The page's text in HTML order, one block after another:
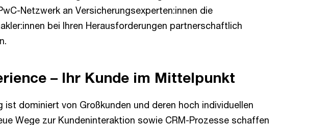
Netzwerk an Versicherungsexperten:innen die
bei Ihren Herausforderungen partnerschaftlich
– Ihr Kunde im Mittelpunkt
ist dominiert von Großkunden und deren hoch individuellen
Wege zur Kundeninteraktion sowie CRM-Prozesse schaffen